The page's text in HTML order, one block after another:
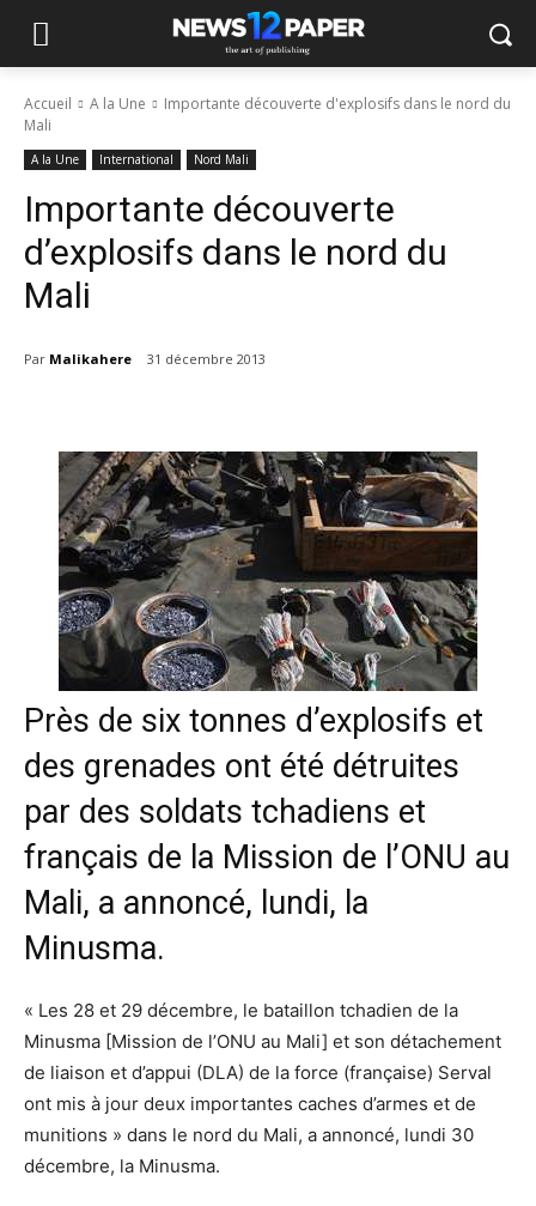
Accueil A la Une
Importante découverte d'explosifs dans le nord du
Mali
A la Une International Nord Mali
Importante découverte
d’explosifs dans le nord du
Mali
Par Malikahere 31 décembre 2013
Près de six tonnes d’explosifs et
des grenades ont été détruites
par des soldats tchadiens et
français de la Mission de l’ONU au
Mali, a annoncé, lundi, la
Minusma.
« Les 28 et 29 décembre, le bataillon tchadien de la
Minusma [Mission de l’ONU au Mali] et son détachement
de liaison et d’appui (DLA) de la force (française) Serval
ont mis à jour deux importantes caches d’armes et de
munitions » dans le nord du Mali, a annoncé, lundi 30
décembre, la Minusma.